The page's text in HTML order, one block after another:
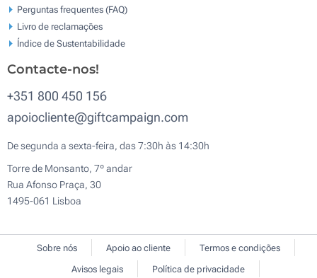
Perguntas frequentes (FAQ)
Livro de reclamaçōes
Índice de Sustentabilidade
Contacte-nos!
+351 800 450 156
apoiocliente@giftcampaign.com
De segunda a sexta-feira, das 7:30h às 14:30h
Torre de Monsanto, 7º andar
Rua Afonso Praça, 30
1495-061 Lisboa
Sobre nós Apoio ao cliente
Termos e condições
Avisos legais
Política de privacidade